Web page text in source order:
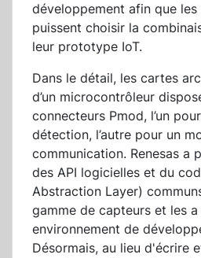
développement afin que
puissent choisir la
leur prototype IoT.
Dans le détail, les cartes
d’un microcontrôleur
connecteurs Pmod, l’un
détection, l’autre pour un
communication. Renesas a
des API logicielles et du
Abstraction Layer)
gamme de capteurs et les
environnement de
Désormais, au lieu d'écrire